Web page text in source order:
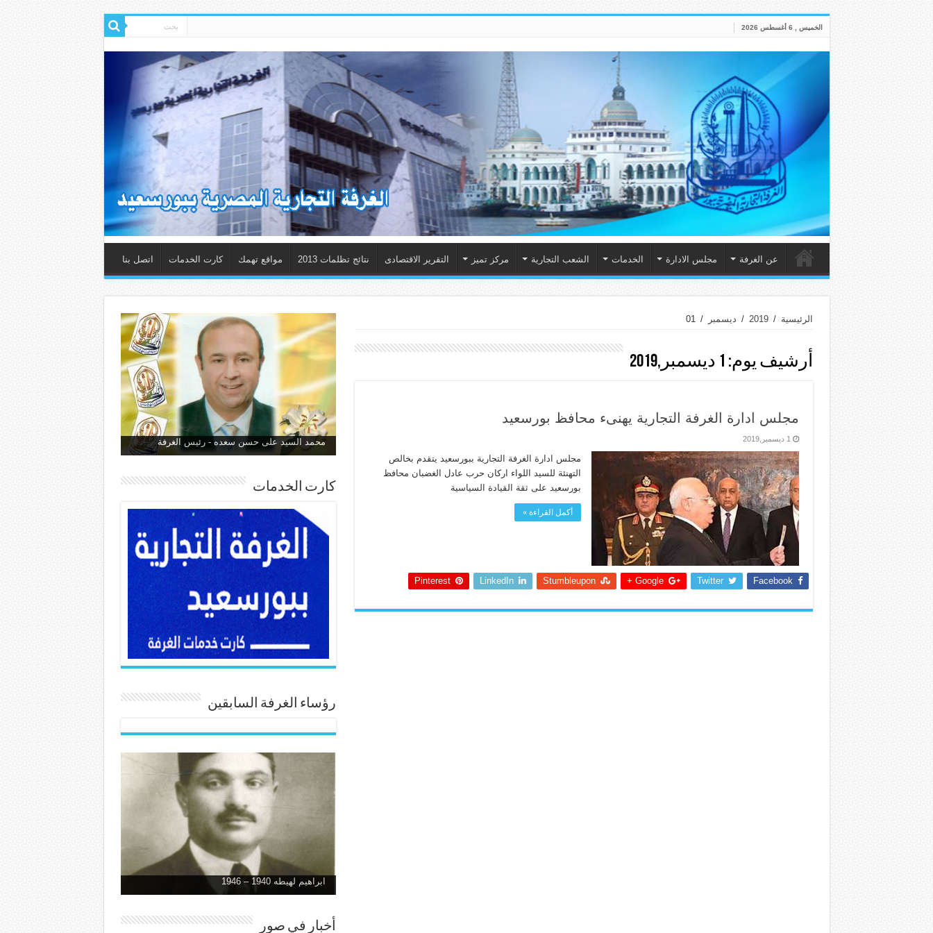
الخميس , 6 أغسطس 2026
عن الغرفة مجلس الادارة الخدمات الشعب التجارية مركز تميز التقرير الاقتصادى نتائج تظلمات 2013 مواقع تهمك كارت الخدمات اتصل بنا
الرئيسية /
2019
/ ديسمبر /
01
أرشيف يوم: 1 ديسمبر,2019
مجلس ادارة الغرفة التجارية يهنىء محافظ بورسعيد
1 ديسمبر,2019
مجلس ادارة الغرفة التجارية ببورسعيد يتقدم بخالص
التهنئة للسيد اللواء اركان حرب عادل الغضبان محافظ
بورسعيد على ثقة القيادة السياسية
أكمل القراءة »
Facebook
Twitter
Google +
Stumbleupon
LinkedIn
Pinterest
محمد السيد على حسن سعده - رئيس الغرفة
كارت الخدمات
رؤساء الغرفة السابقين
ابراهيم لهيطه 1940 – 1946
أخبار في صور